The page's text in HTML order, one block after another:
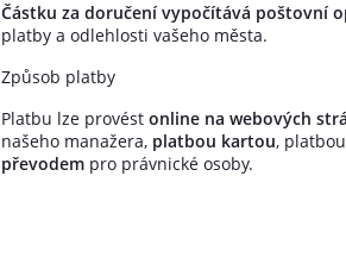
Částku za doručení vypočítává poštovní
platby a odlehlosti vašeho města.
Způsob platby
Platbu lze provést online na webových
našeho manažera, platbou kartou,
převodem pro právnické osoby.